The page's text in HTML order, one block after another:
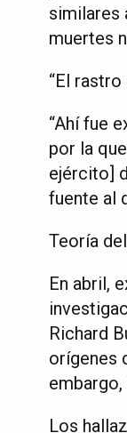
similares
muertes
“El
“Ahí fue
por la
ejército]
fuente al
Teoría
En abril,
Richard
orígenes
Los